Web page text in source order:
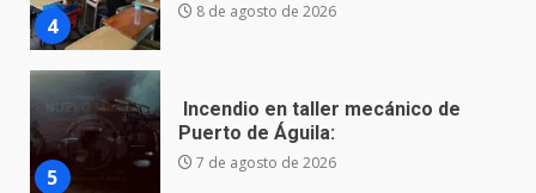
5
7 de agosto de 2026
6
Inauguran la Galería Historia y
Arte en Cartonería
7 de agosto de 2026